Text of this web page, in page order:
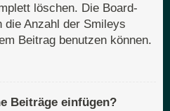
löschen. Die Board-
die Anzahl der Smileys
Beitrag benutzen können.
Beiträge einfügen?